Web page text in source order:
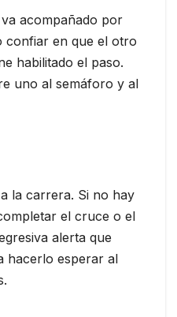
va acompañado por
confiar en que el otro
habilitado el paso.
uno al semáforo y al
la carrera. Si no hay
el cruce o el
alerta que
hacerlo esperar al